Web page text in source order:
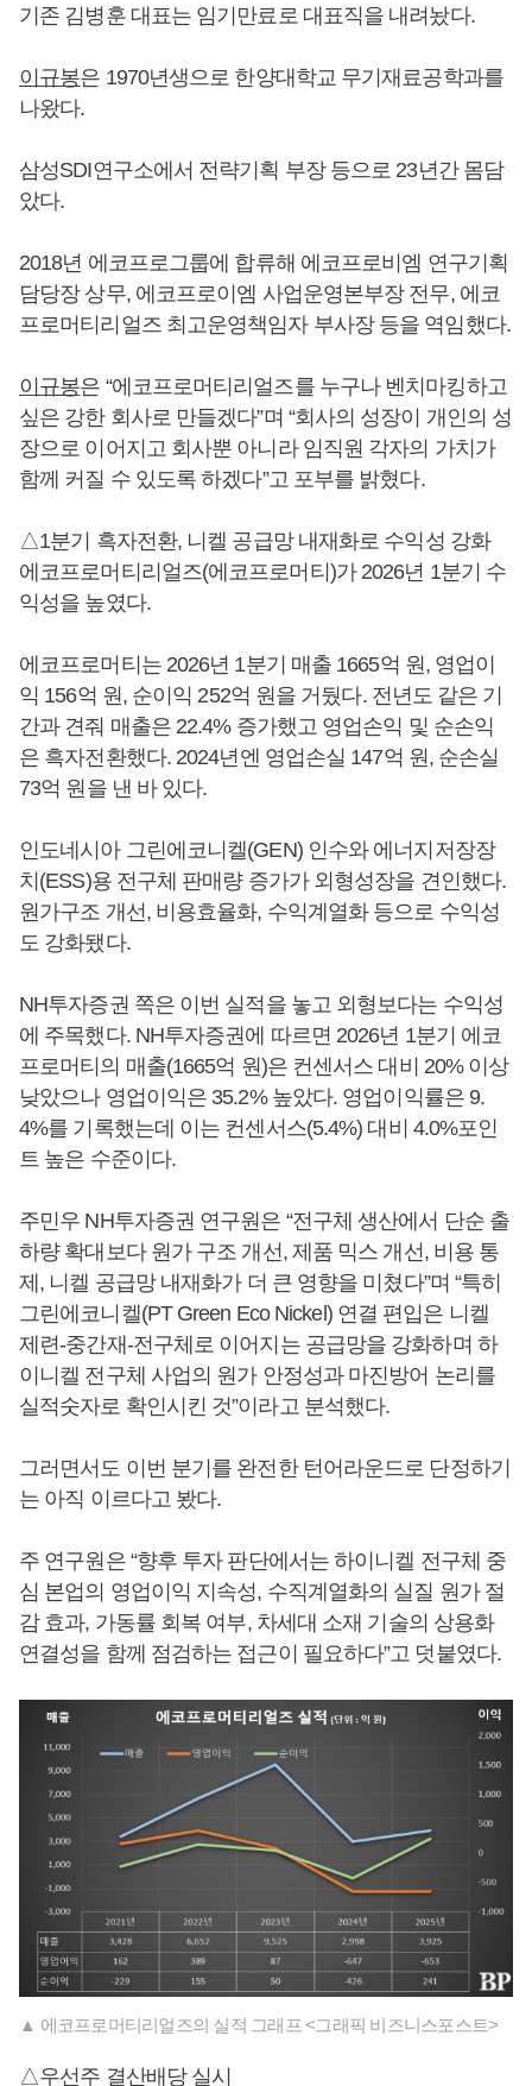
기존 김병훈 대표는 임기만료로 대표직을 내려놨다.
이규봉은 1970년생으로 한양대학교 무기재료공학과를
나왔다.
삼성SDI연구소에서 전략기획 부장 등으로 23년간 몸담
았다.
2018년 에코프로그룹에 합류해 에코프로비엠 연구기획
담당장 상무, 에코프로이엠 사업운영본부장 전무, 에코
프로머티리얼즈 최고운영책임자 부사장 등을 역임했다.
이규봉은 “에코프로머티리얼즈를 누구나 벤치마킹하고
싶은 강한 회사로 만들겠다”며 “회사의 성장이 개인의 성
장으로 이어지고 회사뿐 아니라 임직원 각자의 가치가
함께 커질 수 있도록 하겠다”고 포부를 밝혔다.
△1분기 흑자전환, 니켈 공급망 내재화로 수익성 강화
에코프로머티리얼즈(에코프로머티)가 2026년 1분기 수
익성을 높였다.
에코프로머티는 2026년 1분기 매출 1665억 원, 영업이
익 156억 원, 순이익 252억 원을 거뒀다. 전년도 같은 기
간과 견줘 매출은 22.4% 증가했고 영업손익 및 순손익
은 흑자전환했다. 2024년엔 영업손실 147억 원, 순손실
73억 원을 낸 바 있다.
인도네시아 그린에코니켈(GEN) 인수와 에너지저장장
치(ESS)용 전구체 판매량 증가가 외형성장을 견인했다.
원가구조 개선, 비용효율화, 수익계열화 등으로 수익성
도 강화됐다.
NH투자증권 쪽은 이번 실적을 놓고 외형보다는 수익성
에 주목했다. NH투자증권에 따르면 2026년 1분기 에코
프로머티의 매출(1665억 원)은 컨센서스 대비 20% 이상
낮았으나 영업이익은 35.2% 높았다. 영업이익률은 9.
4%를 기록했는데 이는 컨센서스(5.4%) 대비 4.0%포인
트 높은 수준이다.
주민우 NH투자증권 연구원은 “전구체 생산에서 단순 출
하량 확대보다 원가 구조 개선, 제품 믹스 개선, 비용 통
제, 니켈 공급망 내재화가 더 큰 영향을 미쳤다”며 “특히
그린에코니켈(PT Green Eco Nickel) 연결 편입은 니켈
제련-중간재-전구체로 이어지는 공급망을 강화하며 하
이니켈 전구체 사업의 원가 안정성과 마진방어 논리를
실적숫자로 확인시킨 것”이라고 분석했다.
그러면서도 이번 분기를 완전한 턴어라운드로 단정하기
는 아직 이르다고 봤다.
주 연구원은 “향후 투자 판단에서는 하이니켈 전구체 중
심 본업의 영업이익 지속성, 수직계열화의 실질 원가 절
감 효과, 가동률 회복 여부, 차세대 소재 기술의 상용화
연결성을 함께 점검하는 접근이 필요하다”고 덧붙였다.
▲ 에코프로머티리얼즈의 실적 그래프 <그래픽 비즈니스포스트>
△우선주 결산배당 실시